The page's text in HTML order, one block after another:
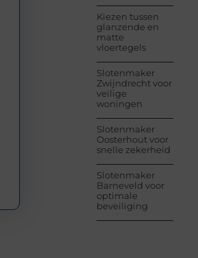
Kiezen tussen
glanzende en
matte
vloertegels
Slotenmaker
Zwijndrecht voor
veilige
woningen
Slotenmaker
Oosterhout voor
snelle zekerheid
Slotenmaker
Barneveld voor
optimale
beveiliging